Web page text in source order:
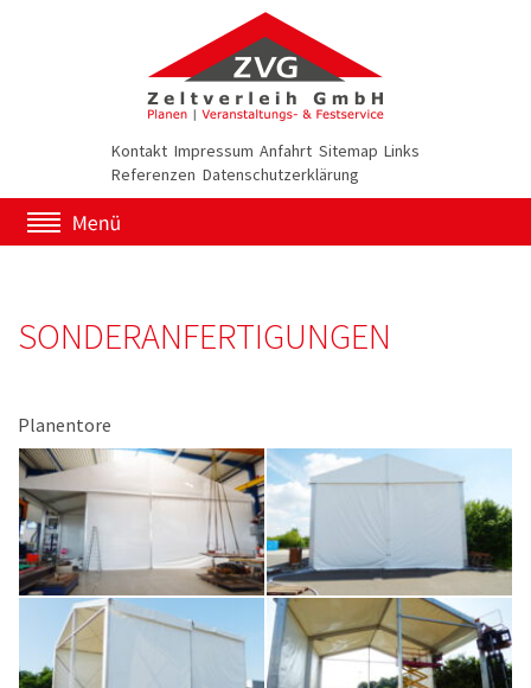
Kontakt Impressum Anfahrt Sitemap Links
Referenzen Datenschutzerklärung
SONDERANFERTIGUNGEN
Planentore